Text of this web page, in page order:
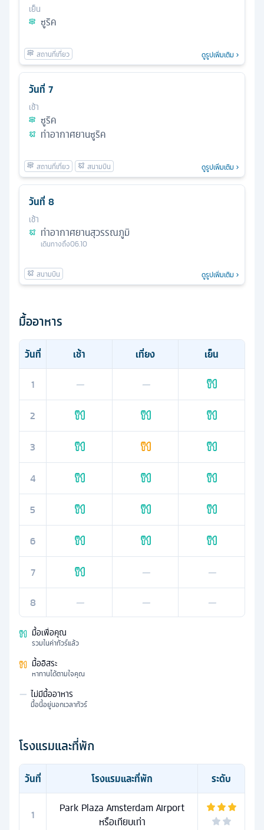
เย็น
ซูริค
ดูรูปเพิ่มเติม
วันที่ 7
เช้า
ซูริค
ท่าอากาศยานซูริค
ดูรูปเพิ่มเติม
วันที่ 8
เช้า
ท่าอากาศยานสุวรรณภูมิ
เดินทางถึง06.10
ดูรูปเพิ่มเติม
มื้ออาหาร
วันที่ เช้า เที่ยง
เย็น
1
— —
2
3
4
5
6
7 —
—
8
— — —
มื้อเพื่อคุณ
รวมในค่าทัวร์แล้ว
มื้ออิสระ
หาทานได้ตามใจคุณ
— ไม่มีมื้ออาหาร
มื้อนี้อยู่นอกเวลาทัวร์
โรงแรมและที่พัก
วันที่ โรงแรมและที่พัก ระดับ
1
Park Plaza Amsterdam Airport
หรือเทียบเท่า